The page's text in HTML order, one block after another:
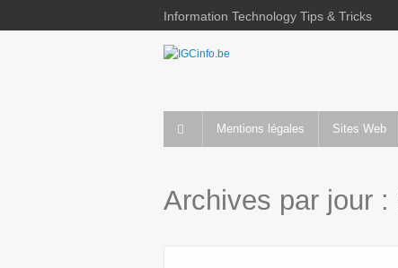
Information Technology Tips & Tricks
Mentions légales Sites Web
Archives par jour :